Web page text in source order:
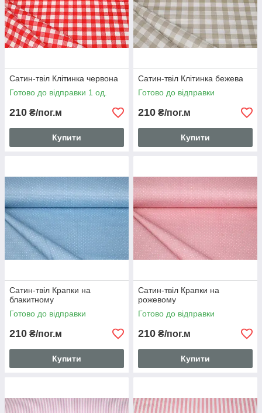
Сатин-твіл Клітинка червона
Готово до відправки 1 од.
210 ₴/пог.м
Купити
Сатин-твіл Клітинка бежева
Готово до відправки
210 ₴/пог.м
Купити
Сатин-твіл Крапки на
блакитному
Готово до відправки
210 ₴/пог.м
Купити
Сатин-твіл Крапки на
рожевому
Готово до відправки
210 ₴/пог.м
Купити